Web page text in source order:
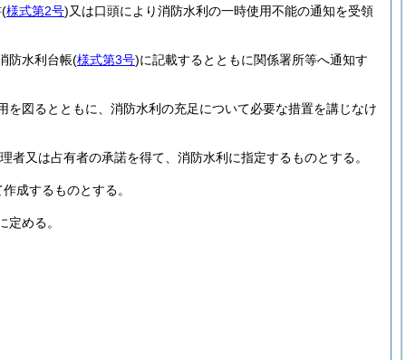
(様式第2号)又は口頭により消防水利の一時使用不能の通知を受領
防水利台帳(様式第3号)に記載するとともに関係署所等へ通知す
図るとともに、消防水利の充足について必要な措置を講じなけ
者又は占有者の承諾を得て、消防水利に指定するものとする。
成するものとする。
める。